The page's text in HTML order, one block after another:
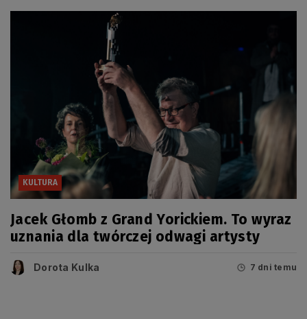
KULTURA
Jacek Głomb z Grand Yorickiem. To wyraz
uznania dla twórczej odwagi artysty
Dorota Kulka 7 dni temu